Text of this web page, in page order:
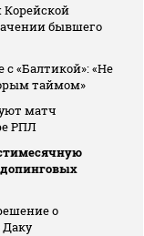
Корейской
бывшего
«Балтикой»: «Не
таймом»
матч
РПЛ
о
Даку